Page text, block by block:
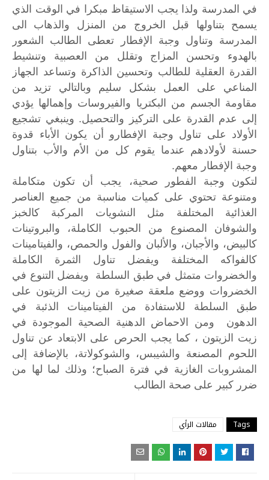
في المدرسة ولذا يجب الاستيقاظ مبكرا في الوقت الذي
يسمح بتناولها قبل الخروج من المنزل والذهاب الى
المدرسة وتناول وجبة الإفطار تعطى الطالب الشعور
بالهدوء وتحسن المزاج وتقلل من العصبية وتنشيط
القدرة العقلية للطالب وتحسين الذاكرة وتساعد الجهاز
المناعي على العمل بشكل سليم وبالتالي تزيد من
مقاومة الجسم من البكتريا والفيروسات وإهمالها يؤدي
إلى عدم القدرة على التركيز والتحصيل. وينبغي تشجيع
الأولاد على تناول وجبة الإفطارو أن يكون الأباء قدوة
حسنة لأولادهم عندما يقوم كل من الأم والأب بتناول
وجبة الإفطار معهم.
لتكون وجبة الفطور صحية، يجب أن تكون
متكاملة
ومتنوعة تحتوي على كميات مناسبة من جميع العناصر
الغذائية
المختلفة مثل النشويات المركبة
كالخبز
والشوفان
المصنوع من الحبوب الكاملة،
والبروتينات
كالبيض، والأجبان، والألبان والفول والحمص، والفيتامينات
كالفواكه
المختلفة ويفضل تناول الثمرة
الكاملة
والخضروات متمثل في طبق السلطة ويفضل التنوع في
الخضروات ووضع ملعقة صغيرة من زيت الزيتون على
طبق
السلطة للاستفادة من الفيتامينات الذئبة
في
الدهون
ومن الاحماض الدهنية الصحية الموجودة في
زيت الزيتون ، كما يجب الحرص على الابتعاد عن تناول
اللحوم
المصنعة والشيبس، والشوكولاتة، بالإضافة
إلى
المشروبات الغازية في فترة الصباح؛ وذلك لما لها من
ضرر كبير على صحة الطالب
Tags مقالات الرأي